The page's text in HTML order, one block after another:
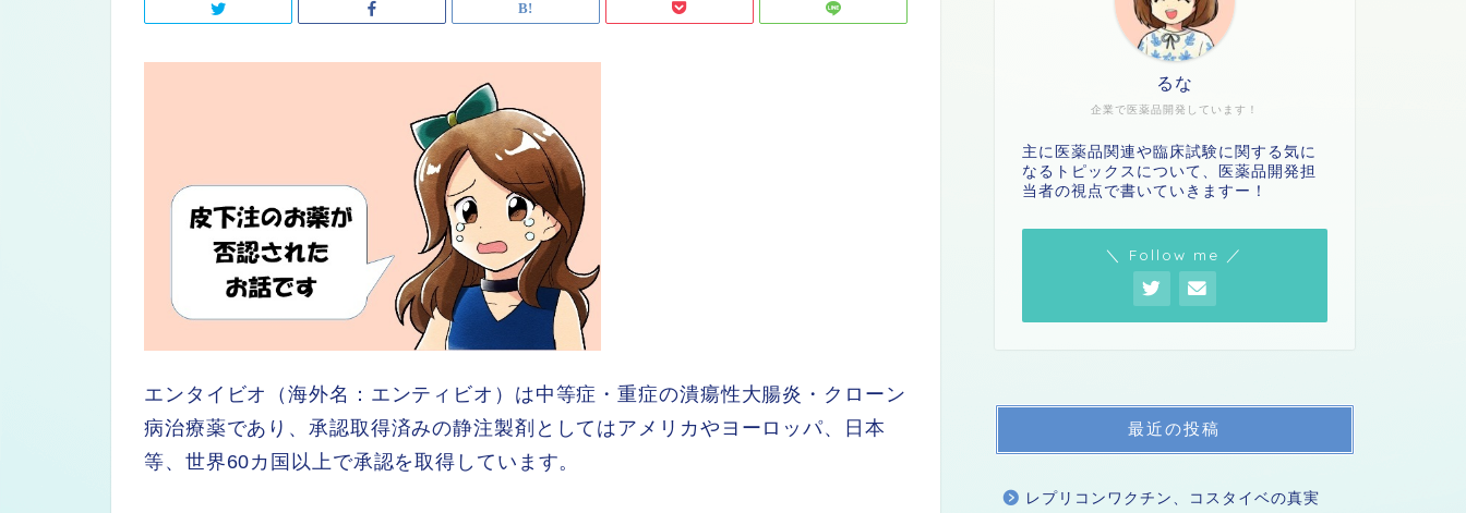
エンタイビオ（海外名：エンティビオ）は中等症・重症の潰瘍性大腸炎・クローン
病治療薬であり、承認取得済みの静注製剤としてはアメリカやヨーロッパ、日本
等、世界60カ国以上で承認を取得しています。
企業で医薬品開発しています！
るな
主に医薬品関連や臨床試験に関する気に
なるトピックスについて、医薬品開発担
当者の視点で書いていきますー！
＼ Follow me ／
最近の投稿
レプリコンワクチン、コスタイベの真実